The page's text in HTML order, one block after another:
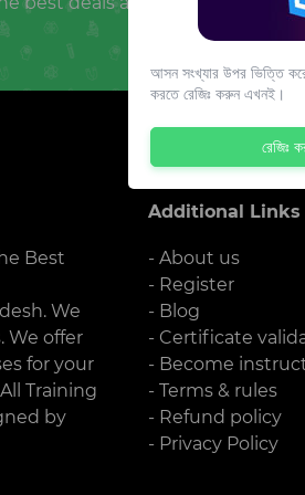
Best
We
We offer
for your
Training
by
Additional Links
- About us
- Register
- Blog
- Certificate
- Become
- Terms & rules
- Refund policy
- Privacy Policy
আসন সংখ্যার উপর ভিত্তি
করতে রেজিঃ করুন এখনই।
রেজিঃ